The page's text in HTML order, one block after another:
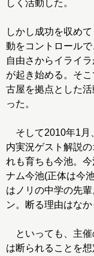
しく活動した。
しかし成功を収め
動をコントロール
自由さからイライ
が起き始める。そ
古屋を拠点とした
った。
そして2010年1月
内実況ゲスト解説
れも育ちも今池。
ナム今池(正体は今
はノリの中学の先
ン。断る理由はなか
といっても、主催
は断られることを